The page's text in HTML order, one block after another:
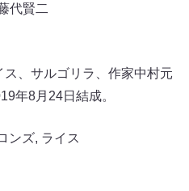
代賢二
、サルゴリラ、作家中村元
年8月24日結成。
ンズ, ライス